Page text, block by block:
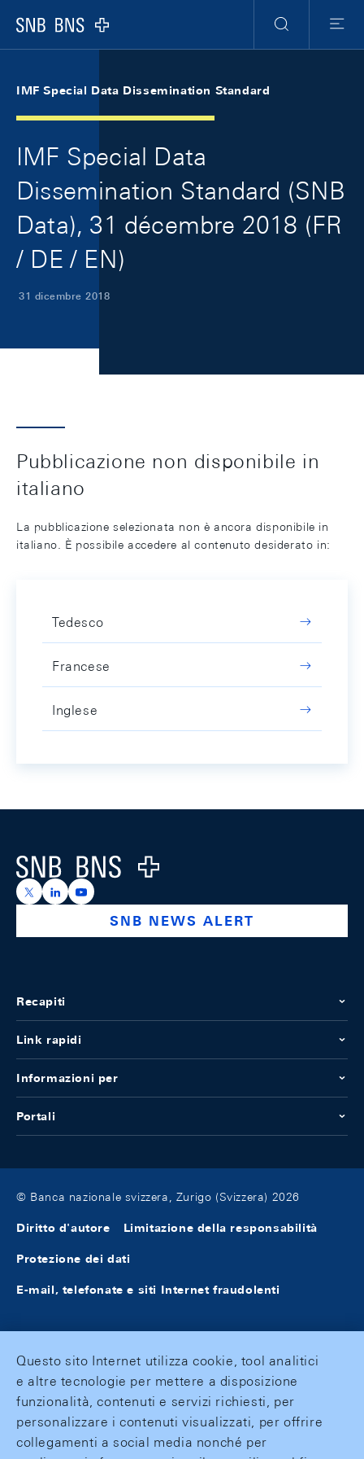
Logo
Ricerca
Menu
IMF Special Data Dissemination Standard
IMF Special Data
Dissemination Standard (SNB
Data), 31 décembre 2018 (FR
/ DE / EN)
31 dicembre 2018
Pubblicazione non disponibile in
italiano
La pubblicazione selezionata non è ancora disponibile in
italiano. È possibile accedere al contenuto desiderato in:
Tedesco
Francese
Inglese
Logo
https://x.com/snb_bns
https://ch.linkedin.com/company/swiss-national-
https://www.youtube.com/@swissnationalbank
SNB NEWS ALERT
Recapiti
Link rapidi
Informazioni per
Portali
© Banca nazionale svizzera, Zurigo (Svizzera) 2026
Diritto d'autore Limitazione della responsabilità
Protezione dei dati
E-mail, telefonate e siti Internet fraudolenti
Questo sito Internet utilizza cookie, tool analitici
e altre tecnologie per mettere a disposizione
funzionalità, contenuti e servizi richiesti, per
personalizzare i contenuti visualizzati, per offrire
collegamenti a social media nonché per